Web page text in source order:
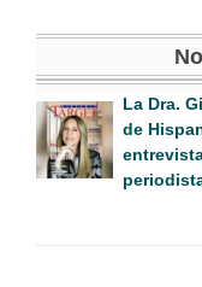
La Dra.
de